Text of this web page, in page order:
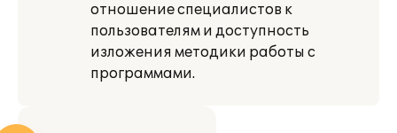
отношение специалистов к
пользователям и доступность
изложения методики работы с
программами.